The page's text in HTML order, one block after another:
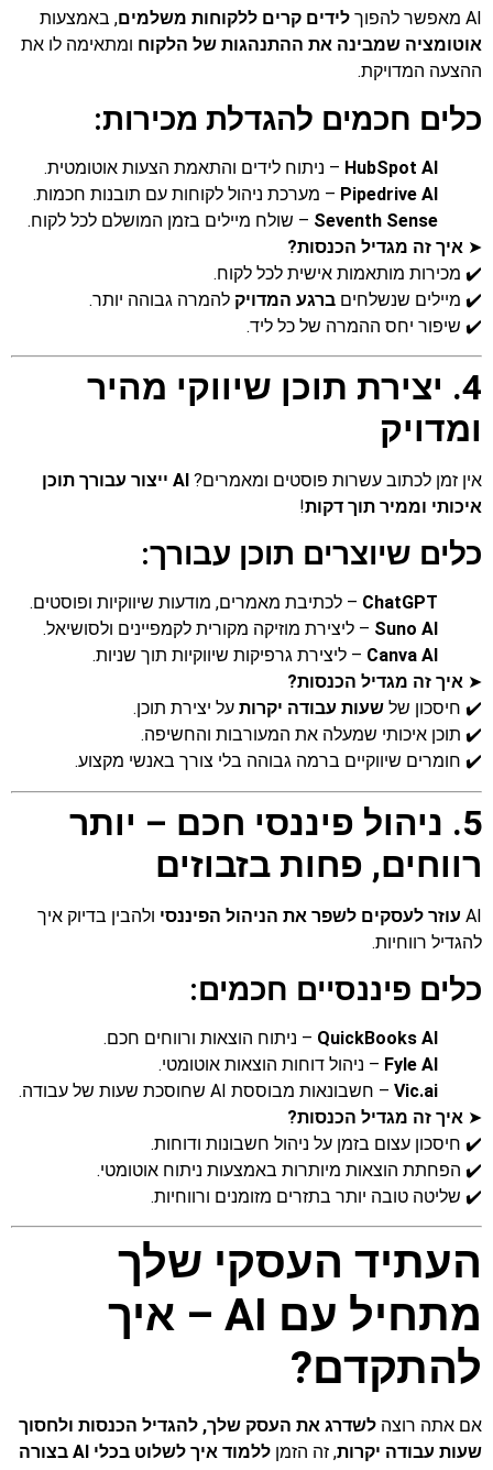
AI מאפשר להפוך לידים קרים ללקוחות משלמים, באמצעות
אוטומציה שמבינה את ההתנהגות של הלקוח ומתאימה לו את
ההצעה המדויקת.
כלים חכמים להגדלת מכירות:
HubSpot AI – ניתוח לידים והתאמת הצעות אוטומטית.
Pipedrive AI – מערכת ניהול לקוחות עם תובנות חכמות.
Seventh Sense – שולח מיילים בזמן המושלם לכל לקוח.
➤ איך זה מגדיל הכנסות?
✔️ מכירות מותאמות אישית לכל לקוח.
✔️ מיילים שנשלחים ברגע המדויק להמרה גבוהה יותר.
✔️ שיפור יחס ההמרה של כל ליד.
4. יצירת תוכן שיווקי מהיר
ומדויק
אין זמן לכתוב עשרות פוסטים ומאמרים?
AI ייצור עבורך תוכן
איכותי וממיר תוך דקות!
כלים שיוצרים תוכן עבורך:
ChatGPT – לכתיבת מאמרים, מודעות שיווקיות ופוסטים.
Suno AI – ליצירת מוזיקה מקורית לקמפיינים ולסושיאל.
Canva AI – ליצירת גרפיקות שיווקיות תוך שניות.
➤ איך זה מגדיל הכנסות?
✔️ חיסכון של שעות עבודה יקרות על יצירת תוכן.
✔️ תוכן איכותי שמעלה את המעורבות והחשיפה.
✔️ חומרים שיווקיים ברמה גבוהה בלי צורך באנשי מקצוע.
5. ניהול פיננסי חכם – יותר
רווחים, פחות בזבוזים
AI עוזר לעסקים לשפר את הניהול הפיננסי ולהבין בדיוק איך
להגדיל רווחיות.
כלים פיננסיים חכמים:
QuickBooks AI – ניתוח הוצאות ורווחים חכם.
Fyle AI – ניהול דוחות הוצאות אוטומטי.
Vic.ai – חשבונאות מבוססת AI שחוסכת שעות של עבודה.
➤ איך זה מגדיל הכנסות?
✔️ חיסכון עצום בזמן על ניהול חשבונות ודוחות.
✔️ הפחתת הוצאות מיותרות באמצעות ניתוח אוטומטי.
✔️ שליטה טובה יותר בתזרים מזומנים ורווחיות.
העתיד העסקי שלך
מתחיל עם AI – איך
להתקדם?
אם אתה רוצה לשדרג את העסק שלך, להגדיל הכנסות ולחסוך
שעות עבודה יקרות, זה הזמן
ללמוד איך לשלוט בכלי AI בצורה